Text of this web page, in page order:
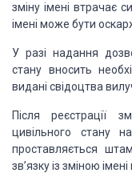
зміну імені втрачає
імені може бути
У разі надання
стану вносить
видані свідоцтва
Після реєстрації
цивільного стану
проставляється
зв’язку із зміною імені